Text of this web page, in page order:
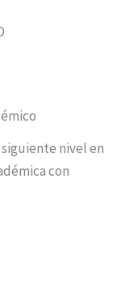
nivel en
con